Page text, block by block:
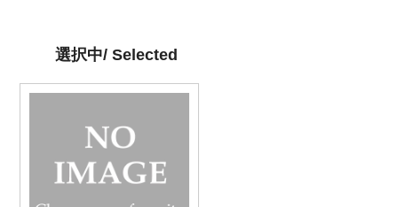
DOLCELABY、
FairyRose
6000
DOLCELABY、
FairyRose
6000
6000
AK105-59 グ
ペイズ
リー柄 キュ
プラ100％
AK105-58
グ
リーン ペイ
ズリー柄 キ
ュプラ100％
FairyRose
6000
ズリー柄
選択中/ Selected